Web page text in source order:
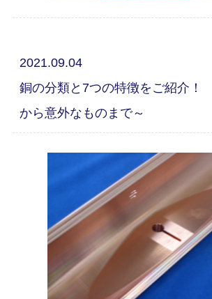
2021.09.04
銅の分類と7つの特徴をご紹介
から意外なものまで～